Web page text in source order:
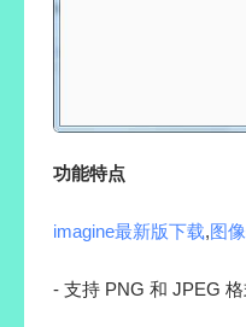
功能特点
imagine最新版下载,图
- 支持 PNG 和 JPEG